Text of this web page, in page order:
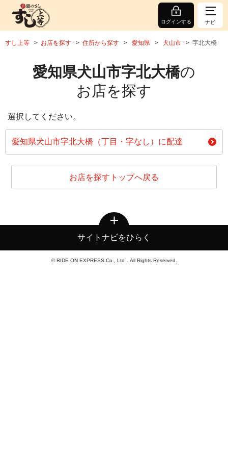
ログインする ナビ
すし上等 お店を探す 住所から探す 愛知県 犬山市 字北大橋
愛知県犬山市字北大橋の
お店を探す
選択してください。
愛知県犬山市字北大橋（丁目・字なし）に配達
お店を探すトップへ戻る
サイトナビをひらく
© RIDE ON EXPRESS Co., Ltd．All Rights Reserved.